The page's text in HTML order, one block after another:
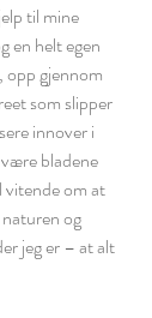
til mine
en helt egen
opp gjennom
som slipper
innover i
bladene
vitende om at
og
jeg er – at alt